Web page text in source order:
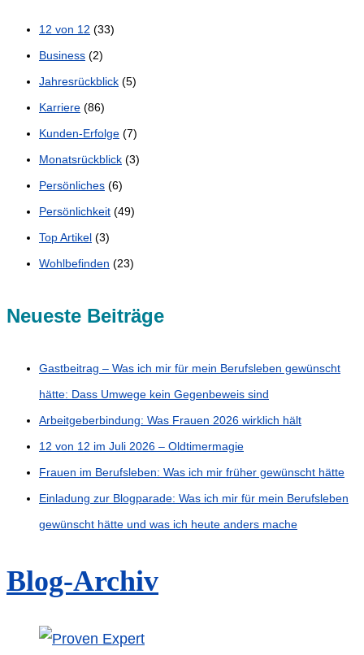
12 von 12 (33)
Business (2)
Jahresrückblick (5)
Karriere (86)
Kunden-Erfolge (7)
Monatsrückblick (3)
Persönliches (6)
Persönlichkeit (49)
Top Artikel (3)
Wohlbefinden (23)
Neueste Beiträge
Gastbeitrag – Was ich mir für mein Berufsleben gewünscht
hätte: Dass Umwege kein Gegenbeweis sind
Arbeitgeberbindung: Was Frauen 2026 wirklich hält
12 von 12 im Juli 2026 – Oldtimermagie
Frauen im Berufsleben: Was ich mir früher gewünscht hätte
Einladung zur Blogparade: Was ich mir für mein Berufsleben
gewünscht hätte und was ich heute anders mache
Blog-Archiv